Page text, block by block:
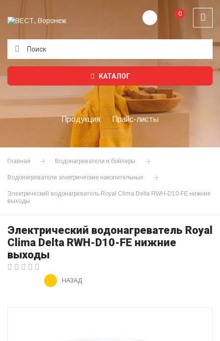
0
КАТАЛОГ
Продукция Прайс-листы
Главная Водонагреватели и бойлеры
Водонагреватели электрические накопительные
Электрический водонагреватель Royal Clima Delta RWH-D10-FE нижние
выходы
Электрический водонагреватель Royal
Clima Delta RWH-D10-FE нижние
выходы
НАЗАД